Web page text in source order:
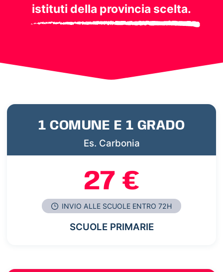
istituti della provincia scelta.
1 COMUNE E 1 GRADO
Es. Carbonia
27 €
INVIO ALLE SCUOLE ENTRO 72H
SCUOLE PRIMARIE